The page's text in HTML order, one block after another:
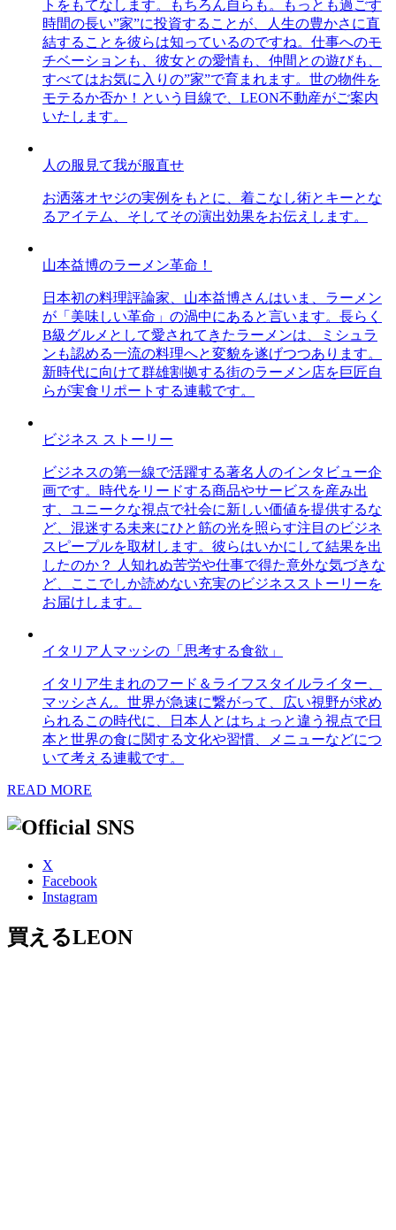
トをもてなします。もちろん自らも。もっとも過ごす
時間の長い”家”に投資することが、人生の豊かさに直
結することを彼らは知っているのですね。仕事へのモ
チベーションも、彼女との愛情も、仲間との遊びも、
すべてはお気に入りの”家”で育まれます。世の物件を
モテるか否か！という目線で、LEON不動産がご案内
いたします。
人の服見て我が服直せ
お洒落オヤジの実例をもとに、着こなし術とキーとな
るアイテム、そしてその演出効果をお伝えします。
山本益博のラーメン革命！
日本初の料理評論家、山本益博さんはいま、ラーメン
が「美味しい革命」の渦中にあると言います。長らく
B級グルメとして愛されてきたラーメンは、ミシュラ
ンも認める一流の料理へと変貌を遂げつつあります。
新時代に向けて群雄割拠する街のラーメン店を巨匠自
らが実食リポートする連載です。
ビジネス ストーリー
ビジネスの第一線で活躍する著名人のインタビュー企
画です。時代をリードする商品やサービスを産み出
す、ユニークな視点で社会に新しい価値を提供するな
ど、混迷する未来にひと筋の光を照らす注目のビジネ
スピープルを取材します。彼らはいかにして結果を出
したのか？ 人知れぬ苦労や仕事で得た意外な気づきな
ど、ここでしか読めない充実のビジネスストーリーを
お届けします。
イタリア人マッシの「思考する食欲」
イタリア生まれのフード＆ライフスタイルライター、
マッシさん。世界が急速に繋がって、広い視野が求め
られるこの時代に、日本人とはちょっと違う視点で日
本と世界の食に関する文化や習慣、メニューなどにつ
いて考える連載です。
READ MORE
X
Facebook
Instagram
買えるLEON